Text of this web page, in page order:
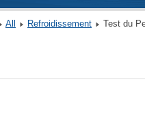
All Refroidissement Test du